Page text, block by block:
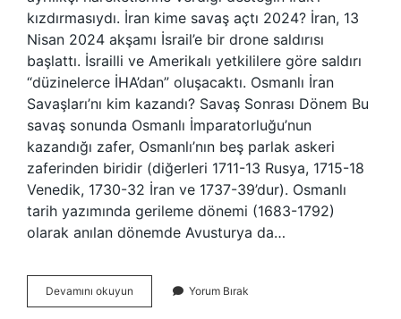
kızdırmasıydı. İran kime savaş açtı 2024? İran, 13
Nisan 2024 akşamı İsrail’e bir drone saldırısı
başlattı. İsrailli ve Amerikalı yetkililere göre saldırı
“düzinelerce İHA’dan” oluşacaktı. Osmanlı İran
Savaşları’nı kim kazandı? Savaş Sonrası Dönem Bu
savaş sonunda Osmanlı İmparatorluğu’nun
kazandığı zafer, Osmanlı’nın beş parlak askeri
zaferinden biridir (diğerleri 1711-13 Rusya, 1715-18
Venedik, 1730-32 İran ve 1737-39’dur). Osmanlı
tarih yazımında gerileme dönemi (1683-1792)
olarak anılan dönemde Avusturya da…
Devamını okuyun
Neden
Yorum Bırak